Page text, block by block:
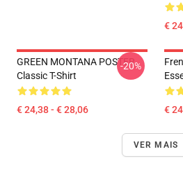
€
GREEN MONTANA POSTER
Classic T-Shirt
€ 24,38 - € 28,06
-20%
€
VER MAIS